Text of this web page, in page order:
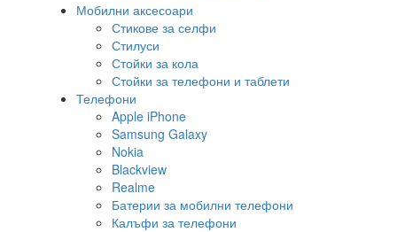
Мобилни аксесоари
Стикове за селфи
Стилуси
Стойки за кола
Стойки за телефони и таблети
Телефони
Apple iPhone
Samsung Galaxy
Nokia
Blackview
Realme
Батерии за мобилни телефони
Калъфи за телефони